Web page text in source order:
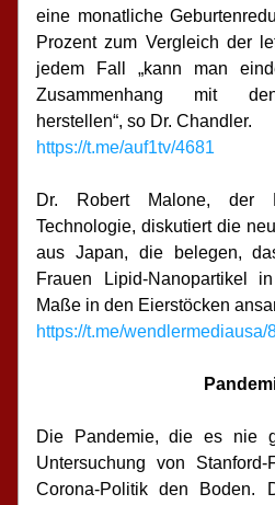
eine monatliche
Prozent zum Vergleich der
jedem Fall „kann man
Zusammenhang mit
herstellen“, so Dr. Chandler.
https://t.me/auf1tv/4681
Dr. Robert Malone, der
Technologie, diskutiert die
aus Japan, die belegen,
Frauen Lipid-Nanopartikel
Maße in den Eierstöcken
https://t.me/wendlermediausa/
Die Pandemie, die es nie
Untersuchung von
Corona-Politik den Boden.